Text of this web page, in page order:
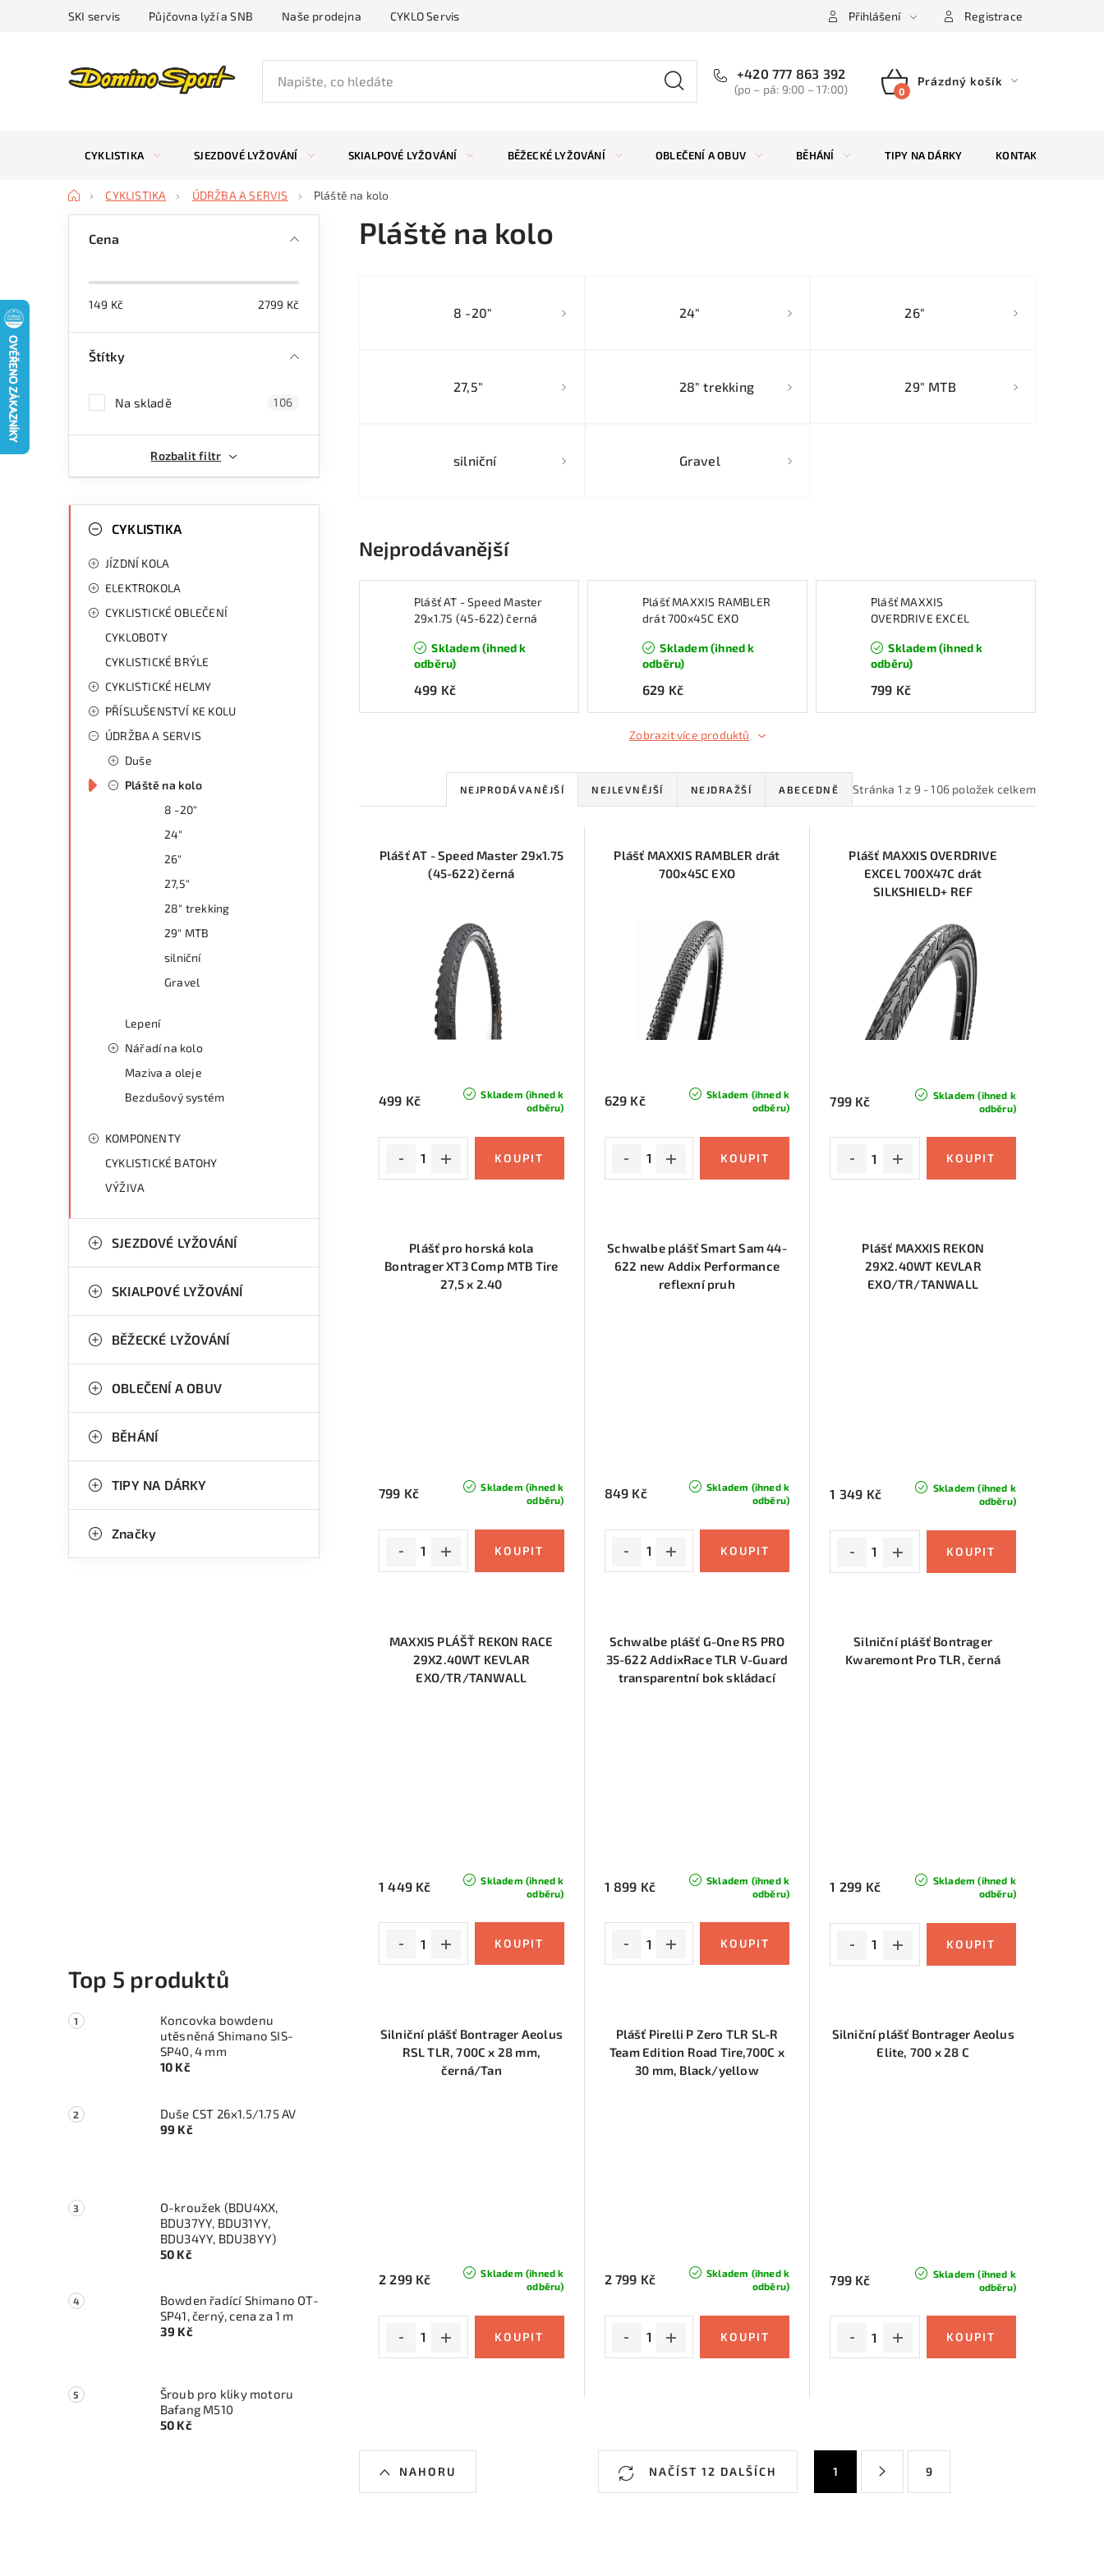
SKI servis Půjčovna lyží a SNB Naše prodejna CYKLO Servis Přihlášení Registrace
+420 777 863 392
(po – pá: 9:00 – 17:00)
NÁKUPNÍ
Prázdný košík
CYKLISTIKA SJEZDOVÉ LYŽOVÁNÍ SKIALPOVÉ LYŽOVÁNÍ BĚŽECKÉ LYŽOVÁNÍ OBLEČENÍ A OBUV BĚHÁNÍ TIPY NA DÁRKY KONTAKTY
DomůCYKLISTIKA ÚDRŽBA A SERVIS Pláště na kolo
í
p
Cena
149 Kč 2799 Kč
Štítky
Na skladě 106
Rozbalit filtr
kategorieCYKLISTIKA
JÍZDNÍ KOLA
ELEKTROKOLA
CYKLISTICKÉ OBLEČENÍ
CYKLOBOTY
CYKLISTICKÉ BRÝLE
CYKLISTICKÉ HELMY
PŘÍSLUŠENSTVÍ KE KOLU
ÚDRŽBA A SERVIS
Duše
Pláště na kolo
8 -20"
24"
26"
27,5"
28" trekking
29" MTB
silniční
Gravel
Lepení
Nářadí na kolo
Maziva a oleje
Bezdušový systém
KOMPONENTY
CYKLISTICKÉ BATOHY
VÝŽIVA
SJEZDOVÉ LYŽOVÁNÍ
SKIALPOVÉ LYŽOVÁNÍ
BĚŽECKÉ LYŽOVÁNÍ
OBLEČENÍ A OBUV
BĚHÁNÍ
TIPY NA DÁRKY
Značky
Top 5 produktů
Koncovka bowdenu
utěsněná Shimano SIS-
SP40, 4 mm
10 Kč
Duše CST 26x1.5/1.75 AV
99 Kč
O-kroužek (BDU4XX,
BDU37YY, BDU31YY,
BDU34YY, BDU38YY)
50 Kč
Bowden řadící Shimano OT-
SP41, černý, cena za 1 m
39 Kč
Šroub pro kliky motoru
Bafang M510
50 Kč
Pláště na kolo
8 -20" 24" 26"
27,5" 28" trekking 29" MTB
silniční Gravel
Nejprodávanější
Plášť AT - Speed Master
29x1.75 (45-622) černá
Skladem (ihned k
odběru)
499 Kč
Plášť MAXXIS RAMBLER
drát 700x45C EXO
Skladem (ihned k
odběru)
629 Kč
Plášť MAXXIS
OVERDRIVE EXCEL
SILKSHIELD+ REF
Skladem (ihned k
odběru)
799 Kč
Zobrazit více produktů
Stránka 1 z 9 -106 položek celkem
Ř
z
e
í
p
r
o
k
t
NEJPRODÁVANĚJŠÍ NEJLEVNĚJŠÍ NEJDRAŽŠÍ ABECEDNĚ
Plášť AT - Speed Master 29x1.75
(45-622) černá
Skladem (ihned k
odběru)
499 Kč
Plášť MAXXIS RAMBLER drát
700x45C EXO
Skladem (ihned k
odběru)
629 Kč
Plášť MAXXIS OVERDRIVE
EXCEL 700X47C drát
SILKSHIELD+ REF
Skladem (ihned k
odběru)
799 Kč
Plášť pro horská kola
Bontrager XT3 Comp MTB Tire
27,5 x 2.40
Skladem (ihned k
odběru)
799 Kč
Schwalbe plášť Smart Sam 44-
622 new Addix Performance
reflexní pruh
Skladem (ihned k
odběru)
849 Kč
Plášť MAXXIS REKON
29X2.40WT KEVLAR
EXO/TR/TANWALL
Skladem (ihned k
odběru)
1 349 Kč
MAXXIS PLÁŠŤ REKON RACE
29X2.40WT KEVLAR
EXO/TR/TANWALL
Skladem (ihned k
odběru)
1 449 Kč
Schwalbe plášť G-One RS PRO
35-622 AddixRace TLR V-Guard
transparentní bok skládací
Skladem (ihned k
odběru)
1 899 Kč
Silniční plášť Bontrager
Kwaremont Pro TLR, černá
Skladem (ihned k
odběru)
1 299 Kč
Silniční plášť Bontrager Aeolus
RSL TLR, 700C x 28 mm,
černá/Tan
Skladem (ihned k
odběru)
2 299 Kč
Plášť Pirelli P Zero TLR SL-R
Team Edition Road Tire,700C x
30 mm, Black/yellow
Skladem (ihned k
odběru)
2 799 Kč
Silniční plášť Bontrager Aeolus
Elite, 700 x 28 C
Skladem (ihned k
odběru)
799 Kč
v
NAČÍST 12 DALŠÍCH 1 9
NAHORU